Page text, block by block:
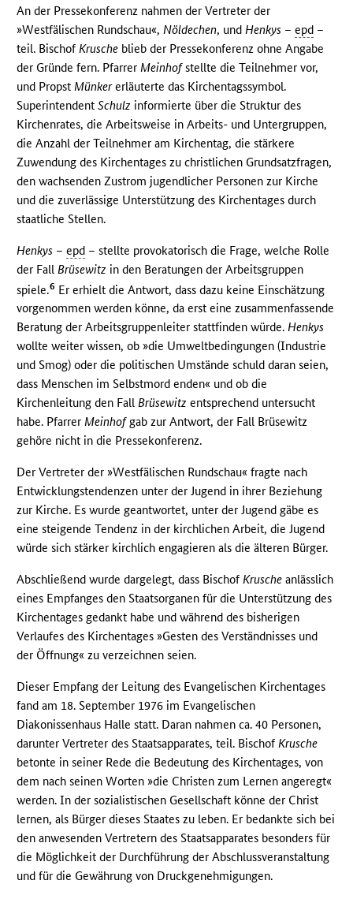
An der Pressekonferenz nahmen der Vertreter der
»Westfälischen Rundschau«, Nöldechen, und Henkys –epd –
teil. Bischof Krusche blieb der Pressekonferenz ohne Angabe
der Gründe fern. Pfarrer Meinhofstellte die Teilnehmer vor,
und Propst Münkererläuterte das Kirchentagssymbol.
SuperintendentSchulz informierte über die Struktur des
Kirchenrates, die Arbeitsweise in Arbeits- und Untergruppen,
die Anzahl der Teilnehmer am Kirchentag, die stärkere
Zuwendung des Kirchentages zu christlichen Grundsatzfragen,
den wachsenden Zustrom jugendlicher Personen zur Kirche
und die zuverlässige Unterstützung des Kirchentages durch
staatliche Stellen.
Henkys –epd – stellte provokatorisch die Frage, welche Rolle
der Fall Brüsewitz in den Beratungen der Arbeitsgruppen
spiele.6 Er erhielt die Antwort, dass dazu keine Einschätzung
vorgenommen werden könne, da erst eine zusammenfassende
Beratung der Arbeitsgruppenleiter stattfinden würde. Henkys
wollte weiter wissen, ob »die Umweltbedingungen (Industrie
und Smog) oder die politischen Umstände schuld daran seien,
dass Menschen im Selbstmord enden« und ob die
Kirchenleitung den FallBrüsewitz entsprechend untersucht
habe. PfarrerMeinhofgab zur Antwort, der Fall Brüsewitz
gehöre nicht in die Pressekonferenz.
Der Vertreter der »Westfälischen Rundschau« fragte nach
Entwicklungstendenzen unter der Jugend in ihrer Beziehung
zur Kirche. Es wurde geantwortet, unter der Jugend gäbe es
eine steigende Tendenz in der kirchlichen Arbeit, die Jugend
würde sich stärker kirchlich engagieren als die älteren Bürger.
Abschließend wurde dargelegt, dass BischofKrusche anlässlich
eines Empfanges den Staatsorganen für die Unterstützung des
Kirchentages gedankt habe und während des bisherigen
Verlaufes des Kirchentages »Gesten des Verständnisses und
der Öffnung« zu verzeichnen seien.
Dieser Empfang der Leitung des Evangelischen Kirchentages
fand am 18. September 1976 im Evangelischen
Diakonissenhaus Halle statt. Daran nahmen ca. 40 Personen,
darunter Vertreter des Staatsapparates, teil. BischofKrusche
betonte in seiner Rede die Bedeutung des Kirchentages, von
dem nach seinen Worten »die Christen zum Lernen angeregt«
werden. In der sozialistischen Gesellschaft könne der Christ
lernen, als Bürger dieses Staates zu leben. Er bedankte sich bei
den anwesenden Vertretern des Staatsapparates besonders für
die Möglichkeit der Durchführung der Abschlussveranstaltung
und für die Gewährung von Druckgenehmigungen.